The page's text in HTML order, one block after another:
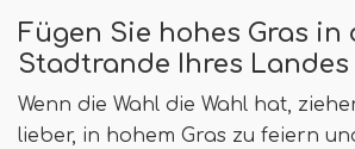
Fügen Sie hohes Gras in
Stadtrande Ihres
Wenn die Wahl die Wahl hat,
lieber, in hohem Gras zu feiern